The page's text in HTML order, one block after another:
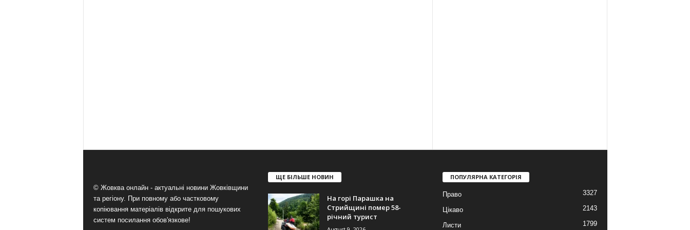
© Жовква онлайн - актуальні новини Жовківщини
та регіону. При повному або частковому
копіювання матеріалів відкрите для пошукових
систем посилання обов'язкове!
ЩЕ БІЛЬШЕ НОВИН
На горі Парашка на
Стрийщині помер 58-
річний турист
ПОПУЛЯРНА КАТЕГОРІЯ
Право 3327
Цікаво 2143
Листи 1799